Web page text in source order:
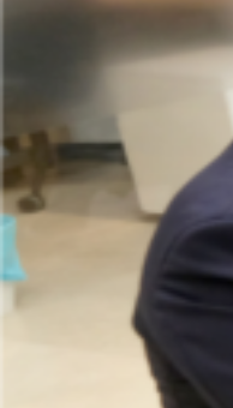
PLAN
AMIGO
CONÓCENOS
CONTACTO